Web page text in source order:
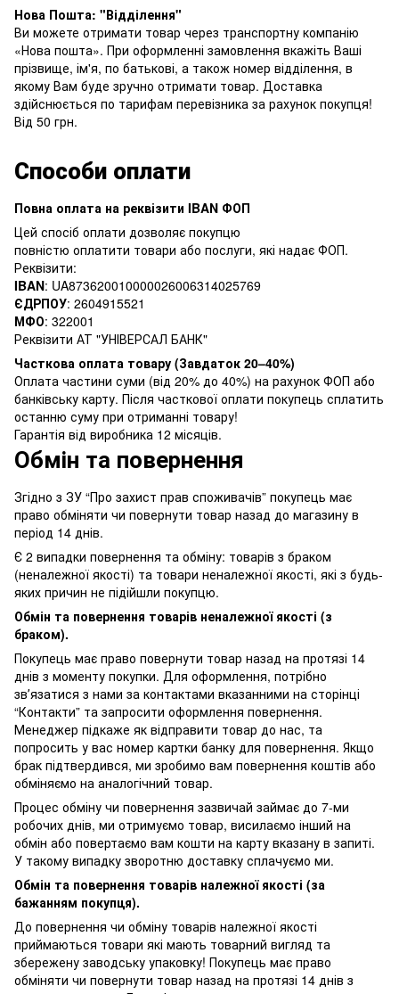
Нова Пошта: "Відділення"
Ви можете отримати товар через транспортну компанію
«Нова пошта». При оформленні замовлення вкажіть Ваші
прізвище, ім'я, по батькові, а також номер відділення, в
якому Вам буде зручно отримати товар. Доставка
здійснюється по тарифам перевізника за рахунок покупця!
Від 50 грн.
Способи оплати
Повна оплата на реквізити IBAN ФОП
Цей спосіб оплати дозволяє покупцю
повністю оплатити товари або послуги, які надає ФОП.
Реквізити:
IBAN: UA873620010000026006314025769
ЄДРПОУ: 2604915521
МФО: 322001
Реквізити АТ "УНІВЕРСАЛ БАНК"
Часткова оплата товару (Завдаток 20–40%)
Оплата частини суми (від 20% до 40%) на рахунок ФОП або
банківську карту. Після часткової оплати покупець сплатить
останню суму при отриманні товару!
Гарантія від виробника 12 місяців.
Обмін та повернення
Згідно з ЗУ “Про захист прав споживачів” покупець має
право обміняти чи повернути товар назад до магазину в
період 14 днів.
Є 2 випадки повернення та обміну: товарів з браком
(неналежної якості) та товари неналежної якості, які з будь-
яких причин не підійшли покупцю.
Обмін та повернення товарів неналежної якості (з
браком).
Покупець має право повернути товар назад на протязі 14
днів з моменту покупки. Для оформлення, потрібно
звʼязатися з нами за контактами вказанними на сторінці
“Контакти” та запросити оформлення повернення.
Менеджер підкаже як відправити товар до нас, та
попросить у вас номер картки банку для повернення. Якщо
брак підтвердився, ми зробимо вам повернення коштів або
обміняємо на аналогічний товар.
Процес обміну чи повернення зазвичай займає до 7-ми
робочих днів, ми отримуємо товар, висилаємо інший на
обмін або повертаємо вам кошти на карту вказану в запиті.
У такому випадку зворотню доставку сплачуємо ми.
Обмін та повернення товарів належної якості (за
бажанням покупця).
До повернення чи обміну товарів належної якості
приймаються товари які мають товарний вигляд та
збережену заводську упаковку! Покупець має право
обміняти чи повернути товар назад на протязі 14 днів з